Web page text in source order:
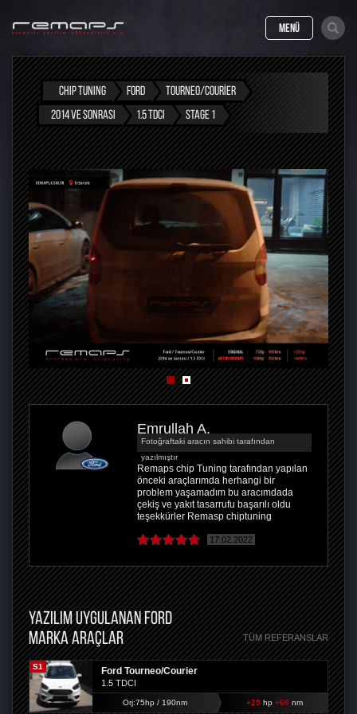
MENÜ
CHIP TUNING FORD
TOURNEO/COURIER
2014 VE SONRASI
1.5 TDCI STAGE 1
Emrullah A.
Fotoğraftaki aracın sahibi tarafından
yazılmıştır
Remaps chip Tuning tarafından yapılan
önceki araçlarımda herhangi bir
problem yaşamadım bu aracımdada
çekiş ve yakıt tasarrufu başarılı oldu
teşekkürler Remasp chiptuning
17.02.2022
YAZILIM UYGULANAN FORD
MARKA ARAÇLAR
TÜM REFERANSLAR
S1 Ford Tourneo/Courier
1.5 TDCI
Orj:75hp / 190nm +25hp +60 nm